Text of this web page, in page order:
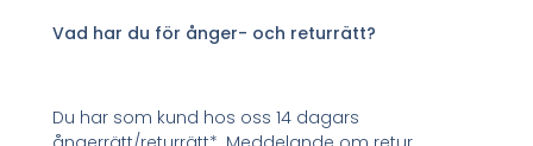
Vad har du för ånger- och returrätt?
Du har som kund hos oss 14 dagars